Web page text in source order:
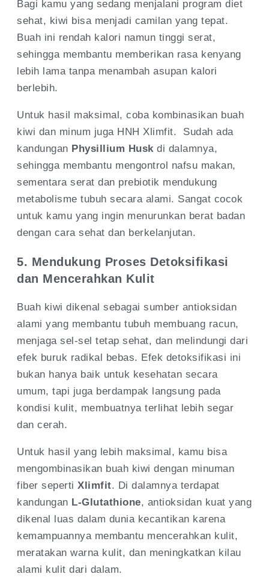
Bagi kamu yang sedang menjalani program diet
sehat, kiwi bisa menjadi camilan yang tepat.
Buah ini rendah kalori namun tinggi serat,
sehingga membantu memberikan rasa kenyang
lebih lama tanpa menambah asupan kalori
berlebih.
Untuk hasil maksimal, coba kombinasikan buah
kiwi dan minum juga HNH Xlimfit. Sudah ada
kandungan Physillium Huskdi dalamnya,
sehingga membantu mengontrol nafsu makan,
sementara serat dan prebiotik mendukung
metabolisme tubuh secara alami. Sangat cocok
untuk kamu yang ingin menurunkan berat badan
dengan cara sehat dan berkelanjutan.
5. Mendukung Proses Detoksifikasi
dan Mencerahkan Kulit
Buah kiwi dikenal sebagai sumber antioksidan
alami yang membantu tubuh membuang racun,
menjaga sel-sel tetap sehat, dan melindungi dari
efek buruk radikal bebas. Efek detoksifikasi ini
bukan hanya baik untuk kesehatan secara
umum, tapi juga berdampak langsung pada
kondisi kulit, membuatnya terlihat lebih segar
dan cerah.
Untuk hasil yang lebih maksimal, kamu bisa
mengombinasikan buah kiwi dengan minuman
fiber seperti Xlimfit. Di dalamnya terdapat
kandungan L-Glutathione, antioksidan kuat yang
dikenal luas dalam dunia kecantikan karena
kemampuannya membantu mencerahkan kulit,
meratakan warna kulit, dan meningkatkan kilau
alami kulit dari dalam.